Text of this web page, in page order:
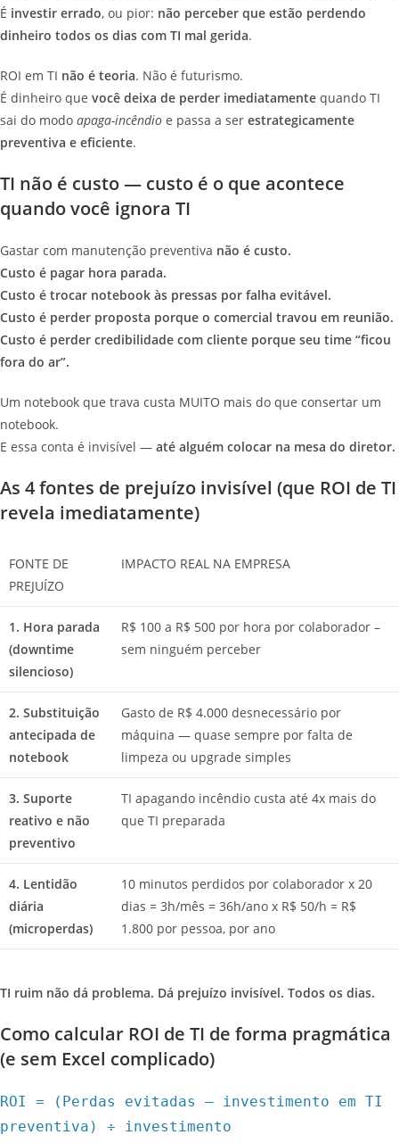
É investir errado, ou pior: não perceber que estão perdendo
dinheiro todos os dias com TI mal gerida.
ROI em TI não é teoria. Não é futurismo.
É dinheiro que você deixa de perder imediatamente quando TI
sai do modo apaga-incêndio e passa a ser estrategicamente
preventiva e eficiente.
TI não é custo — custo é o que acontece
quando você ignora TI
Gastar com manutenção preventiva não é custo.
Custo é pagar hora parada.
Custo é trocar notebook às pressas por falha evitável.
Custo é perder proposta porque o comercial travou em reunião.
Custo é perder credibilidade com cliente porque seu time “ficou
fora do ar”.
Um notebook que trava custa MUITO mais do que consertar um
notebook.
E essa conta é invisível — até alguém colocar na mesa do diretor.
As 4 fontes de prejuízo invisível (que ROI de TI
revela imediatamente)
FONTE DE
PREJUÍZO
IMPACTO REAL NA EMPRESA
1. Hora parada
(downtime
silencioso)
R$ 100 a R$ 500 por hora por colaborador –
sem ninguém perceber
2. Substituição
antecipada de
notebook
Gasto de R$ 4.000 desnecessário por
máquina — quase sempre por falta de
limpeza ou upgrade simples
3. Suporte
reativo e não
preventivo
TI apagando incêndio custa até 4x mais do
que TI preparada
4. Lentidão
diária
(microperdas)
10 minutos perdidos por colaborador x 20
dias = 3h/mês = 36h/ano x R$ 50/h = R$
1.800 por pessoa, por ano
TI ruim não dá problema. Dá prejuízo invisível. Todos os dias.
Como calcular ROI de TI de forma pragmática
(e sem Excel complicado)
ROI = (Perdas evitadas – investimento em TI
preventiva) ÷ investimento